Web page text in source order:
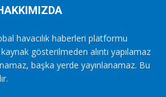
havacılık haberleri platformu
gösterilmeden alıntı yapılamaz
başka yerde yayınlanamaz. Bu